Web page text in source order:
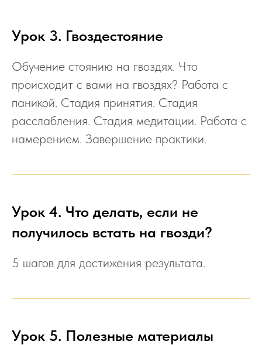
Урок 3. Гвоздестояние
Обучение стоянию на гвоздях. Что
происходит с вами на гвоздях? Работа с
паникой. Стадия принятия. Стадия
расслабления. Стадия медитации. Работа с
намерением. Завершение практики.
Урок 4. Что делать, если не
получилось встать на гвозди?
5 шагов для достижения результата.
Урок 5. Полезные материалы